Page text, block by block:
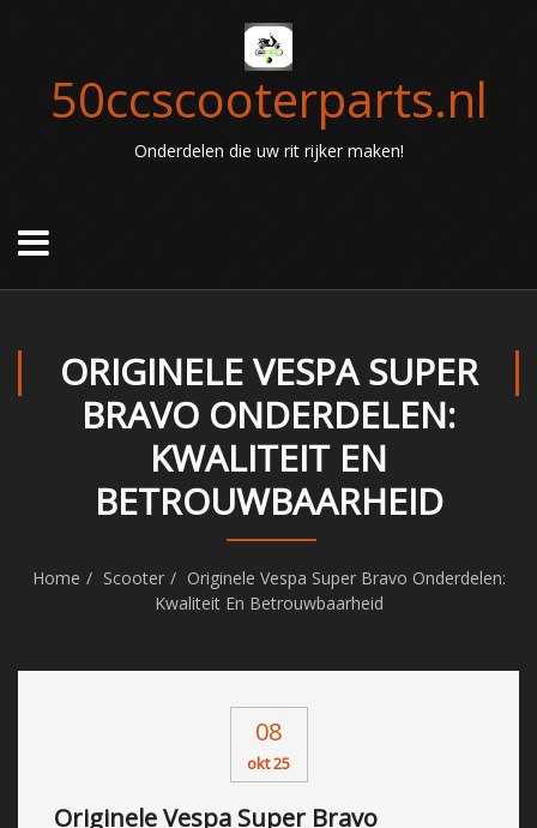
50ccscooterparts.nl
Onderdelen die uw rit rijker maken!
ORIGINELE VESPA SUPER
BRAVO ONDERDELEN:
KWALITEIT EN
BETROUWBAARHEID
Home Scooter
Originele Vespa Super Bravo Onderdelen:
Kwaliteit En Betrouwbaarheid
08
okt 25
Originele Vespa Super Bravo